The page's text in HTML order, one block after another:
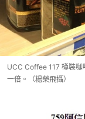
UCC Coffee 117 樽裝
一倍。（楊榮飛攝）